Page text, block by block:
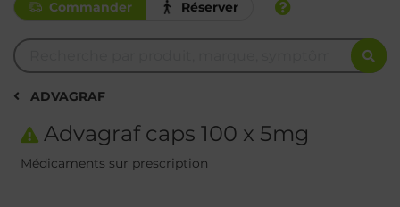
Commander Réserver
ADVAGRAF
Advagraf caps 100 x 5mg
Médicaments sur prescription